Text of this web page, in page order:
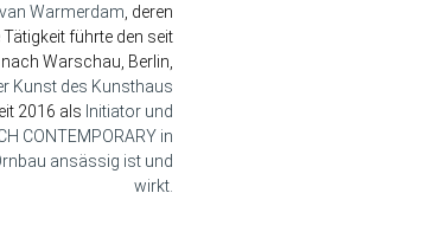
Warmerdam , deren
führte den seit
Warschau, Berlin,
Kunst des Kunsthaus
2016 als Initiator und
CONTEMPORARY in
ansässig ist und
wirkt.